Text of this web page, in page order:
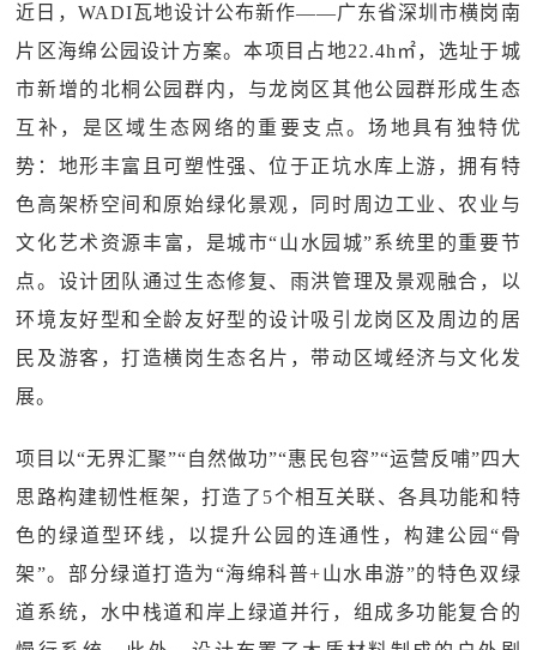
近日，WADI瓦地设计公布新作——广东省深圳市横岗南
片区海绵公园设计方案。本项目占地22.4h㎡，选址于城
市新增的北桐公园群内，与龙岗区其他公园群形成生态
互补，是区域生态网络的重要支点。场地具有独特优
势：地形丰富且可塑性强、位于正坑水库上游，拥有特
色高架桥空间和原始绿化景观，同时周边工业、农业与
文化艺术资源丰富，是城市“山水园城”系统里的重要节
点。设计团队通过生态修复、雨洪管理及景观融合，以
环境友好型和全龄友好型的设计吸引龙岗区及周边的居
民及游客，打造横岗生态名片，带动区域经济与文化发
展。
项目以“无界汇聚”“自然做功”“惠民包容”“运营反哺”四大
思路构建韧性框架，打造了5个相互关联、各具功能和特
色的绿道型环线，以提升公园的连通性，构建公园“骨
架”。部分绿道打造为“海绵科普+山水串游”的特色双绿
道系统，水中栈道和岸上绿道并行，组成多功能复合的